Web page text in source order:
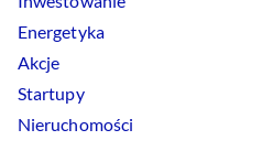
Energetyka
Akcje
Startupy
Nieruchomości